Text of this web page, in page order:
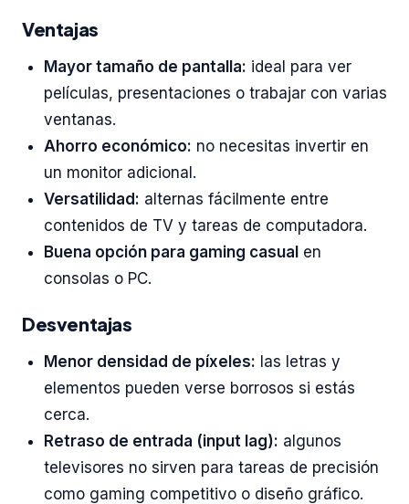
Ventajas
Mayor tamaño de pantalla: ideal para ver
películas, presentaciones o trabajar con varias
ventanas.
Ahorro económico: no necesitas invertir en
un monitor adicional.
Versatilidad: alternas fácilmente entre
contenidos de TV y tareas de computadora.
Buena opción para gaming casual en
consolas o PC.
Desventajas
Menor densidad de píxeles: las letras y
elementos pueden verse borrosos si estás
cerca.
Retraso de entrada (input lag): algunos
televisores no sirven para tareas de precisión
como gaming competitivo o diseño gráfico.